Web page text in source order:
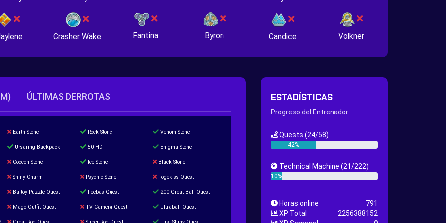
Crasher Wake Fantina Byron Candice Volkner
ÚLTIMAS DERROTAS
Earth Stone Rock Stone Venom Stone
Ursaring Backpack 50 HD Enigma Stone
Coccon Stone Ice Stone Black Stone
Shiny Charm Psychic Stone Togekiss Quest
Baltoy Puzzle Quest Feebas Quest 200 Great Ball Quest
Mago Outfit Quest TV Camera Quest Ultraball Quest
ESTADÍSTICAS
Progreso del Entrenador
Quests (24/58)
42%
Technical Machine (21/222)
10%
Horas online
791
XP Total
2256388152